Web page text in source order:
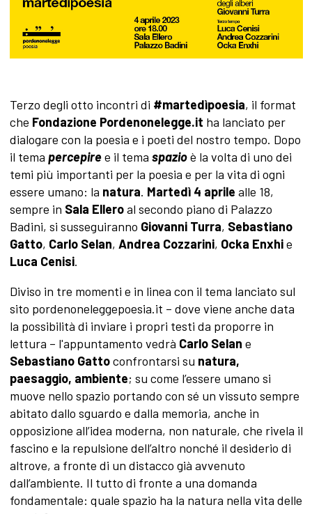
Terzo degli otto incontri di #martedìpoesia, il format
che Fondazione Pordenonelegge.it ha lanciato per
dialogare con la poesia e i poeti del nostro tempo. Dopo
il tema percepiree il tema spazioè la volta di uno dei
temi più importanti per la poesia e per la vita di ogni
essere umano: la natura. Martedì 4 aprile alle 18,
sempre in Sala Elleroal secondo piano di Palazzo
Badini, si susseguiranno Giovanni Turra, Sebastiano
Gatto, Carlo Selan, Andrea Cozzarini, Ocka Enxhie
Luca Cenisi.
Diviso in tre momenti e in linea con il tema lanciato sul
sito pordenoneleggepoesia.it – dove viene anche data
la possibilità di inviare i propri testi da proporre in
lettura – l'appuntamento vedrà Carlo Selan e
Sebastiano Gattoconfrontarsi su natura,
paesaggio, ambiente; su come l’essere umano si
muove nello spazio portando con sé un vissuto sempre
abitato dallo sguardo e dalla memoria, anche in
opposizione all’idea moderna, non naturale, che rivela il
fascino e la repulsione dell’altro nonché il desiderio di
altrove, a fronte di un distacco già avvenuto
dall’ambiente. Il tutto di fronte a una domanda
fondamentale: quale spazio ha la natura nella vita delle